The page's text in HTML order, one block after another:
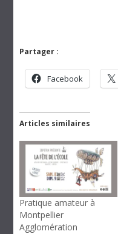
Partager :
Facebook
Articles similaires
Pratique amateur à
Montpellier
Agglomération